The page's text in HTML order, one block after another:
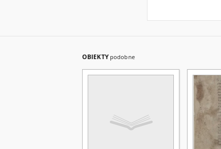
OBIEKTY podobne